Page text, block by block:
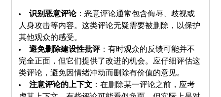
识别恶意评论：恶意评论通常包含侮辱、歧视或
人身攻击等内容。这类评论无疑需要被删除，以保护
其他观众的感受。
避免删除建设性批评：有时观众的反馈可能并不
完全正面，但它们提供了改进的机会。应仔细评估这
类评论，避免因情绪冲动而删除有价值的意见。
注意评论的上下文 ：在删除某一评论之前，应考